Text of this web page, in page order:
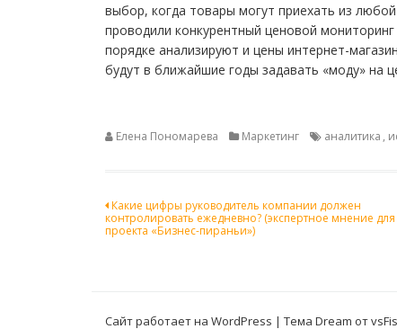
выбор, когда товары могут приехать из
проводили конкурентный ценовой
порядке анализируют и цены интернет-
будут в ближайшие годы задавать «моду» на
Елена Пономарева Маркетинг аналитика ,
Навигация
по
Какие цифры руководитель компании должен
контролировать ежедневно? (экспертное мнение для
проекта «Бизнес-пираньи»)
Сайт работает на WordPress | Тема Dream от